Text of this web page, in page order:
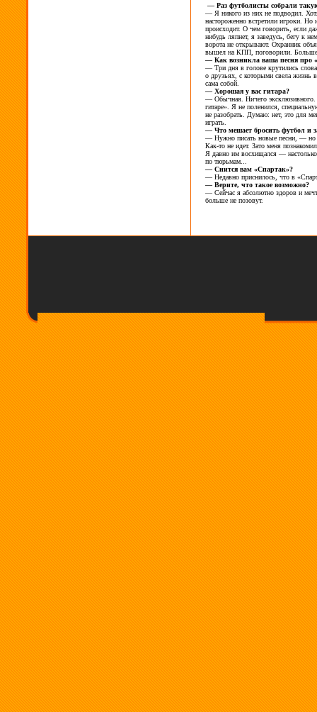
— Раз футболисты собрали
— Я никого из них не подводил.
настороженно встретили игроки. Но
происходит. О чем говорить, если
нибудь ляпнет, я заведусь, бегу к
ворота не открывают. Охранник
вышел на КПП, поговорили.
— Как возникла ваша песня про
— Три дня в голове крутились
о друзьях, с которыми свела жизнь в
сама собой.
— Хорошая у вас гитара?
— Обычная. Ничего
гитаре». Я не поленился,
не разобрать. Думаю: нет, это для
играть.
— Что мешает бросить футбол и
— Нужно писать новые песни, — но
Как-то не идет. Зато меня
Я давно им восхищался —
по тюрьмам...
— Снится вам «Спартак»?
— Недавно приснилось, что в
— Верите, что такое возможно?
— Сейчас я абсолютно здоров и
больше не позовут.